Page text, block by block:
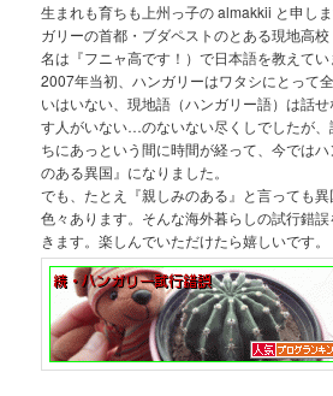
生まれも育ちも上州っ子の almakkii と申し
ガリーの首都・ブダペストのとある現地高
名は『フニャ高です！）で日本語を教えてい
2007年当初、ハンガリーはワタシにとって
いはいない、現地語（ハンガリー語）は話
す人がいない…のないない尽くしでしたが、
ちにあっという間に時間が経って、今では
のある異国』になりました。
でも、たとえ『親しみのある』と言っても
色々あります。そんな海外暮らしの試行錯
きます。楽しんでいただけたら嬉しいです。